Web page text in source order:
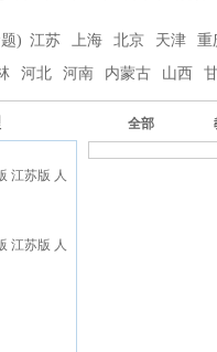
) 江苏 上海 北京 天津 重
河北 河南 内蒙古 山西
江苏版 人
江苏版 人
全部